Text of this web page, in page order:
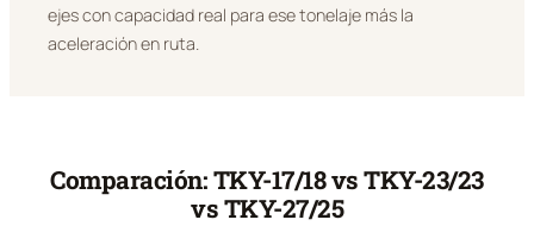
ejes con capacidad real para ese tonelaje más la
aceleración en ruta.
Comparación: TKY-17/18 vs TKY-23/23
vs TKY-27/25